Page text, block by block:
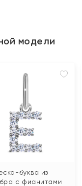
модели
буква из
с фианитами